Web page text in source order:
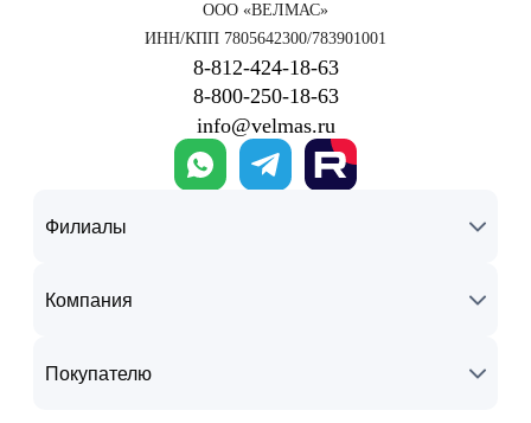
ООО «ВЕЛМАС»
ИНН/КПП 7805642300/783901001
8‑812‑424‑18‑63
8‑800‑250‑18‑63
info@velmas.ru
Филиалы
Компания
Покупателю